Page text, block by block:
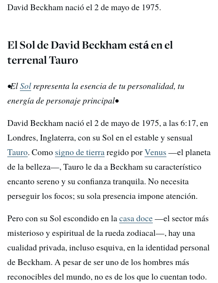
David Beckham nació el 2 de mayo de 1975.
El Sol de David Beckham está en el
terrenal Tauro
•ElSol representa la esencia de tu personalidad, tu
energía de personaje principal•
David Beckham nació el 2 de mayo de 1975, a las 6:17, en
Londres, Inglaterra, con su Sol en el estable y sensual
Tauro. Como signo de tierraregido porVenus —el planeta
de la belleza—, Tauro le da a Beckham su característico
encanto sereno y su confianza tranquila. No necesita
perseguir los focos; su sola presencia impone atención.
Pero con su Sol escondido en lacasa doce—el sector más
misterioso y espiritual de la rueda zodiacal—, hay una
cualidad privada, incluso esquiva, en la identidad personal
de Beckham. A pesar de ser uno de los hombres más
reconocibles del mundo, no es de los que lo cuentan todo.